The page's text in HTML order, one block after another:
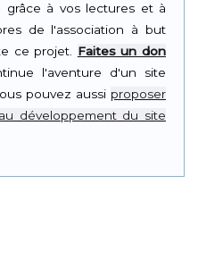
grâce à vos lectures et à
de l'association à but
ce projet. Faites un don
l'aventure d'un site
pouvez aussi proposer
développement du site